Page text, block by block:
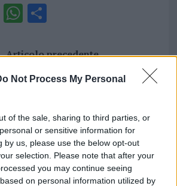
Not Process My Personal
of the sale, sharing to third parties, or
or sensitive information for
by us, please use the below opt-out
selection. Please note that after your
you may continue seeing
on personal information utilized by
W
at
s
A
p
p
S
a
re
Articolo precedente
finti clienti svuotano le suite: furto da
nel resort